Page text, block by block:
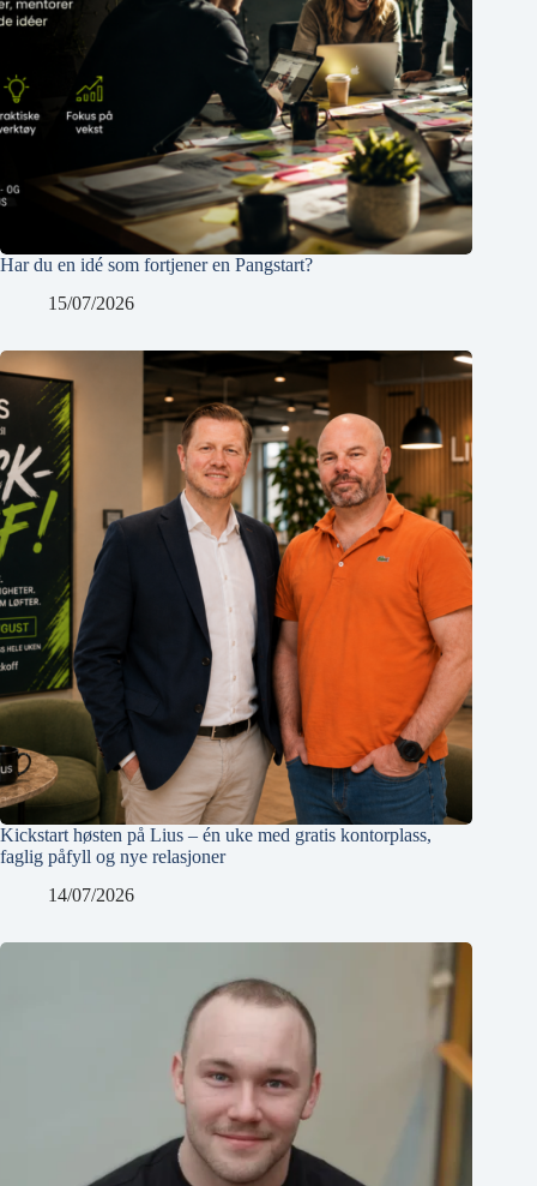
Har du en idé som fortjener en Pangstart?
15/07/2026
Kickstart høsten på Lius – én uke med gratis kontorplass,
faglig påfyll og nye relasjoner
14/07/2026